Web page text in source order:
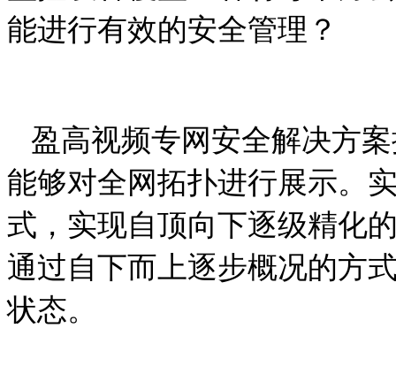
能进行有效的安全管理？
盈高视频专网安全解决方
能够对全网拓扑进行展示。
式，实现自顶向下逐级精化
通过自下而上逐步概况的方
状态。